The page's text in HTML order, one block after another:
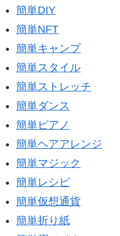
簡単DIY
簡単NFT
簡単キャンプ
簡単スタイル
簡単ストレッチ
簡単ダンス
簡単ピアノ
簡単ヘアアレンジ
簡単マジック
簡単レシピ
簡単仮想通貨
簡単折り紙